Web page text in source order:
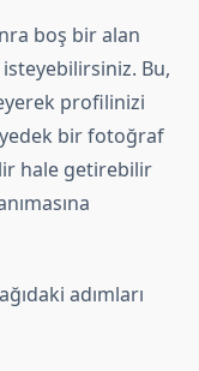
boş bir alan
Bu,
profilinizi
yedek bir fotoğraf
hale getirebilir
adımları